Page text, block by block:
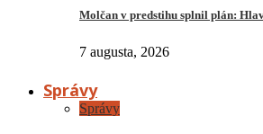
Molčan v predstihu splnil plán:
7 augusta, 2026
Správy
Správy